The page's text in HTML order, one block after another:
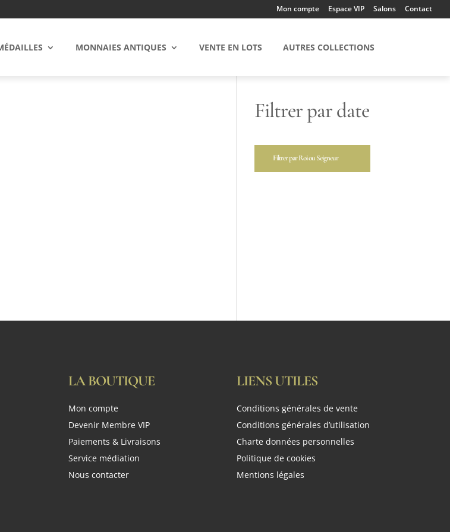
Mon compte Espace VIP Salons Contact
MONNAIES ANTIQUES VENTE EN LOTS AUTRES COLLECTIONS
Filtrer par date
Filtrer par Roi ou Seigneur
LA BOUTIQUE
Mon compte
Devenir Membre VIP
Paiements & Livraisons
Service médiation
Nous contacter
LIENS UTILES
Conditions générales de vente
Conditions générales d’utilisation
Charte données personnelles
Politique de cookies
Mentions légales